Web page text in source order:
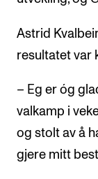
Astrid
resultatet var
– Eg er óg
valkamp i
og stolt av å
gjere mitt